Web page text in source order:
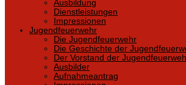
Ausbildung
Dienstleistungen
Impressionen
Jugendfeuerwehr
Die Jugendfeuerwehr
Die Geschichte der
Der Vorstand der
Ausbilder
Aufnahmeantrag